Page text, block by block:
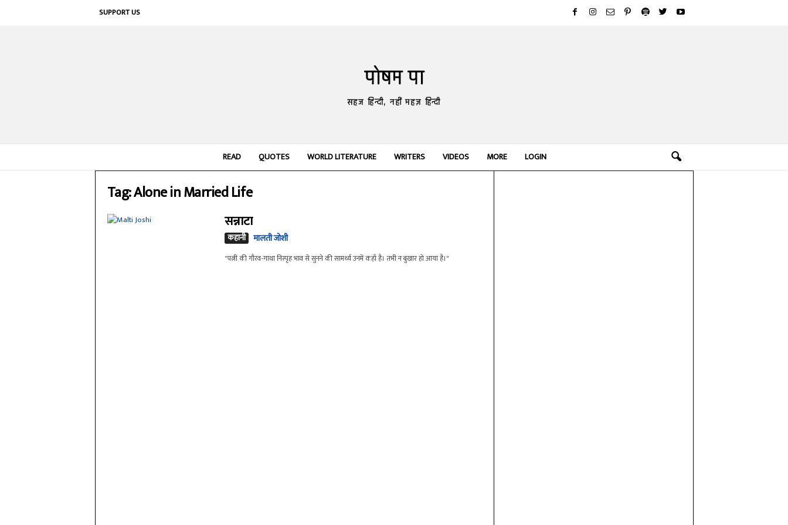
SUPPORT US
पोषम पा
सहज हिन्दी, नहीं महज़ हिन्दी
READ QUOTES WORLD LITERATURE WRITERS VIDEOS MORE LOGIN
Tag: Alone in Married Life
सन्नाटा
कहानी मालती जोशी
"पत्नी की गौरव-गाथा निस्पृह भाव से सुनने की सामर्थ्य उनमें कहाँ है। तभी न बुखार हो आया है।"